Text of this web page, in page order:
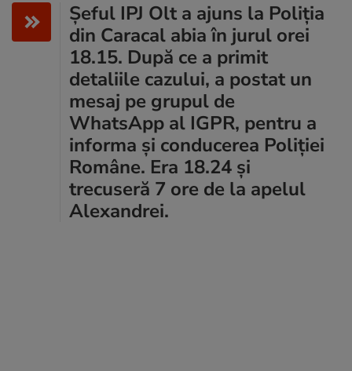
Şeful IPJ Olt a ajuns la Poliția
din Caracal abia în jurul orei
18.15. După ce a primit
detaliile cazului, a postat un
mesaj pe grupul de
WhatsApp al IGPR, pentru a
informa şi conducerea Poliției
Române. Era 18.24 şi
trecuseră 7 ore de la apelul
Alexandrei.